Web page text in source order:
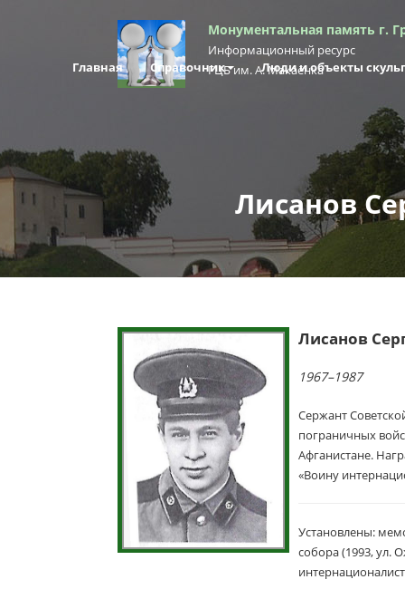
Монументальная память г.
Информационный ресурс
ГЦБ им. А. Макаёнка
Главная Справочник Люди и объекты
Лисанов
Лисанов
1967–1987
Сержант
пограничных
Афганистане.
«Воину
Установлены:
собора (1993, ул.